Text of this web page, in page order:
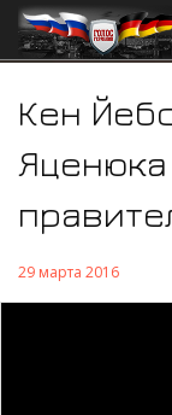
Кен
29 марта 2016